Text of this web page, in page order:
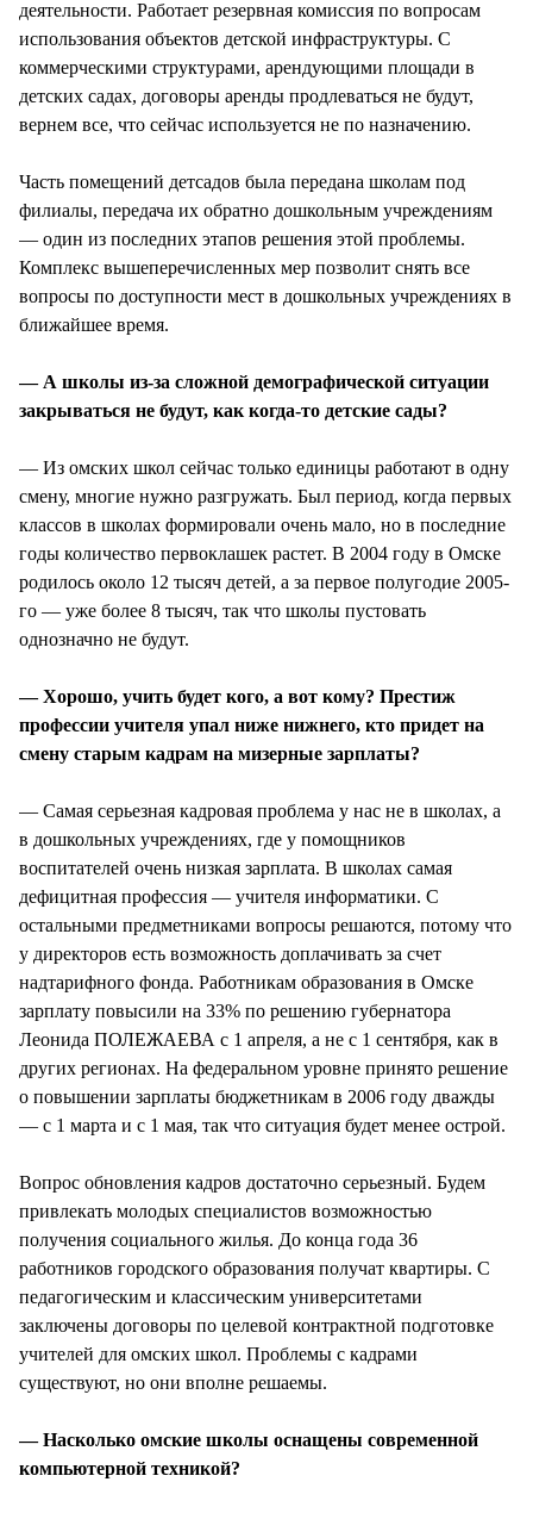
деятельности. Работает резервная комиссия по вопросам
использования объектов детской инфраструктуры. С
коммерческими структурами, арендующими площади в
детских садах, договоры аренды продлеваться не будут,
вернем все, что сейчас используется не по назначению.
Часть помещений детсадов была передана школам под
филиалы, передача их обратно дошкольным учреждениям
— один из последних этапов решения этой проблемы.
Комплекс вышеперечисленных мер позволит снять все
вопросы по доступности мест в дошкольных учреждениях в
ближайшее время.
— А школы из-за сложной демографической ситуации
закрываться не будут, как когда-то детские сады?
— Из омских школ сейчас только единицы работают в одну
смену, многие нужно разгружать. Был период, когда первых
классов в школах формировали очень мало, но в последние
годы количество первоклашек растет. В 2004 году в Омске
родилось около 12 тысяч детей, а за первое полугодие 2005-
го — уже более 8 тысяч, так что школы пустовать
однозначно не будут.
— Хорошо, учить будет кого, а вот кому? Престиж
профессии учителя упал ниже нижнего, кто придет на
смену старым кадрам на мизерные зарплаты?
— Самая серьезная кадровая проблема у нас не в школах, а
в дошкольных учреждениях, где у помощников
воспитателей очень низкая зарплата. В школах самая
дефицитная профессия — учителя информатики. С
остальными предметниками вопросы решаются, потому что
у директоров есть возможность доплачивать за счет
надтарифного фонда. Работникам образования в Омске
зарплату повысили на 33% по решению губернатора
Леонида ПОЛЕЖАЕВА с 1 апреля, а не с 1 сентября, как в
других регионах. На федеральном уровне принято решение
о повышении зарплаты бюджетникам в 2006 году дважды
— с 1 марта и с 1 мая, так что ситуация будет менее острой.
Вопрос обновления кадров достаточно серьезный. Будем
привлекать молодых специалистов возможностью
получения социального жилья. До конца года 36
работников городского образования получат квартиры. С
педагогическим и классическим университетами
заключены договоры по целевой контрактной подготовке
учителей для омских школ. Проблемы с кадрами
существуют, но они вполне решаемы.
— Насколько омские школы оснащены современной
компьютерной техникой?